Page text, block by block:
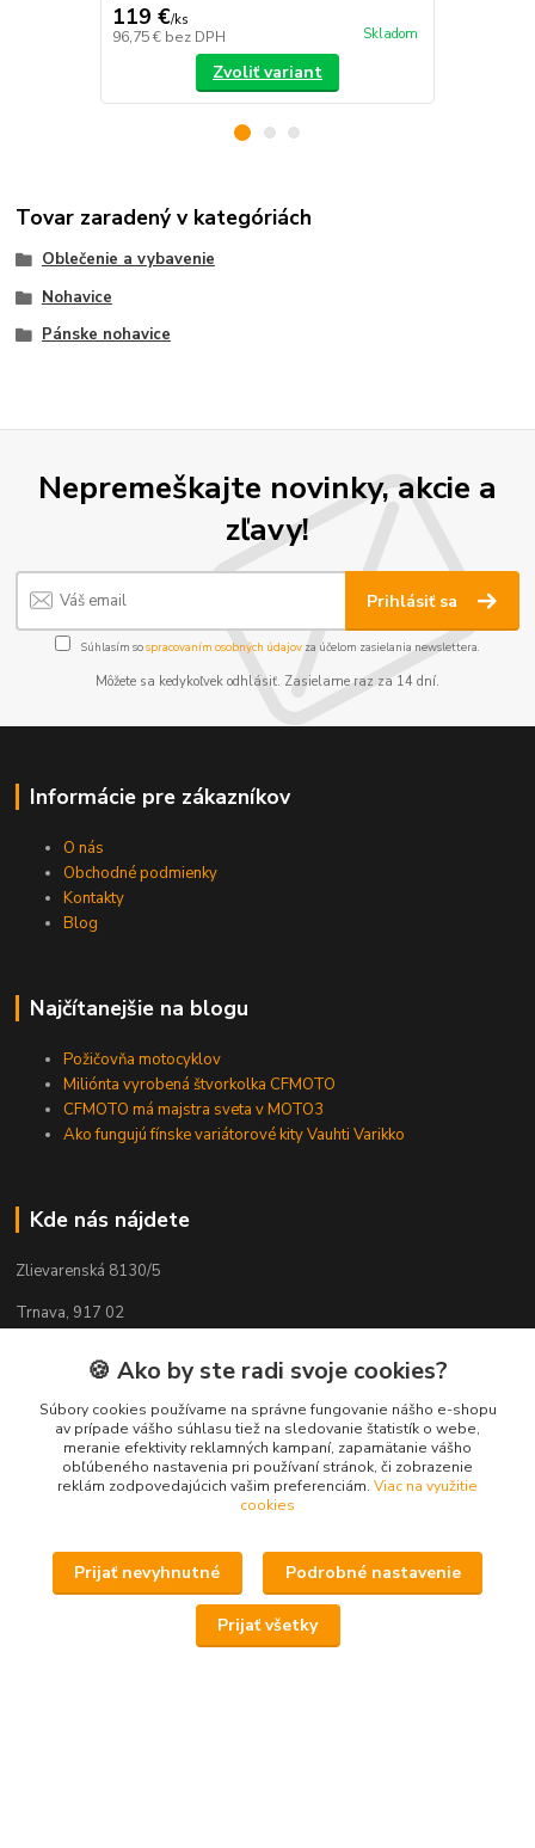
119 €/ks
96,75 € bez DPH Skladom
Zvoliť variant
Tovar zaradený v kategóriách
Oblečenie a vybavenie
Nohavice
Pánske nohavice
Nepremeškajte novinky, akcie a
zľavy!
Prihlásiť sa
Súhlasím sospracovaním osobných údajov za účelom zasielania newslettera.
Môžete sa kedykoľvek odhlásiť. Zasielame raz za 14 dní.
Informácie pre zákazníkov
O nás
Obchodné podmienky
Kontakty
Blog
Najčítanejšie na blogu
Požičovňa motocyklov
Miliónta vyrobená štvorkolka CFMOTO
CFMOTO má majstra sveta v MOTO3
Ako fungujú fínske variátorové kity Vauhti Varikko
Kde nás nájdete
Zlievarenská 8130/5
Trnava, 917 02
033 - 55 450 32 - predajňa oblečenie
033 - 55 450 90 - servis
viac info vKONTAKTY
Potrebujete poradiť ?
🍪 Ako by ste radi svoje cookies?
Súbory cookies používame na správne fungovanie nášho e-shopu
av prípade vášho súhlasu tiež na sledovanie štatistík o webe,
meranie efektivity reklamných kampaní, zapamätanie vášho
obľúbeného nastavenia pri používaní stránok, či zobrazenie
reklám zodpovedajúcich vašim preferenciám. Viac na využitie
cookies
Prijať nevyhnutné Podrobné nastavenie
Prijať všetky